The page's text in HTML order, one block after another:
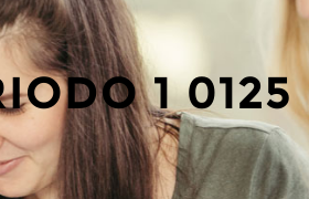
1 0125